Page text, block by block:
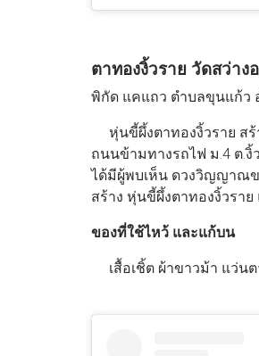
ตาทองงิ้วราย วัดสว่า
พิกัด แคแถว ตำบลขุนแก้ว
หุ่นขี้ผึ้งตาทองงิ้วราย สร้
ถนนข้ามทางรถไฟ ม.4 ต.งิ้
ได้มีผู้พบเห็น ดวงวิญญาณข
สร้าง หุ่นขี้ผึ้งตาทองงิ้วรา
ของที่ใช้ไหว้ และแก้บน
เสื้อเชิ้ต ผ้าขาวม้า แว่น